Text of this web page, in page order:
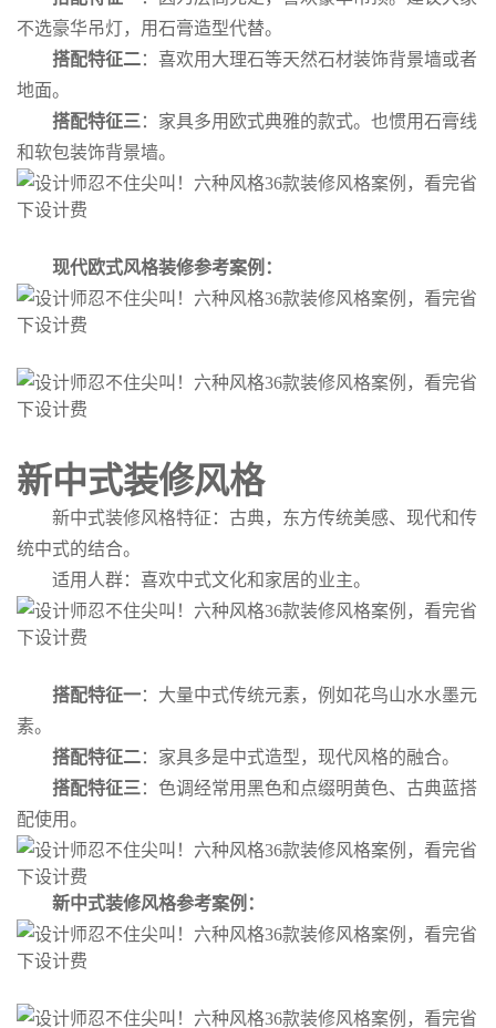
不选豪华吊灯，用石膏造型代替。
搭配特征二：喜欢用大理石等天然石材装饰背景墙或者
地面。
搭配特征三：家具多用欧式典雅的款式。也惯用石膏线
和软包装饰背景墙。
现代欧式风格装修参考案例：
新中式装修风格
新中式装修风格特征：古典，东方传统美感、现代和传
统中式的结合。
适用人群：喜欢中式文化和家居的业主。
搭配特征一：大量中式传统元素，例如花鸟山水水墨元
素。
搭配特征二：家具多是中式造型，现代风格的融合。
搭配特征三：色调经常用黑色和点缀明黄色、古典蓝搭
配使用。
新中式装修风格参考案例：